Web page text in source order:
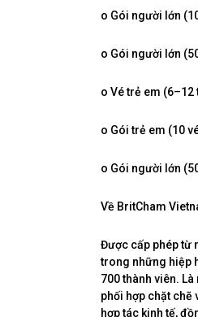
o Gói người lớn
o Gói người lớn
o Vé trẻ em (6–12
o Gói trẻ em (10
o Gói người lớn
Về BritCham
Được cấp phép từ
trong những hiệp
700 thành viên.
phối hợp chặt chẽ
hợp tác kinh tế,